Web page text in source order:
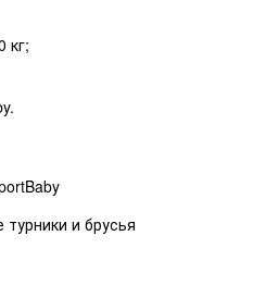
кг;
и брусья